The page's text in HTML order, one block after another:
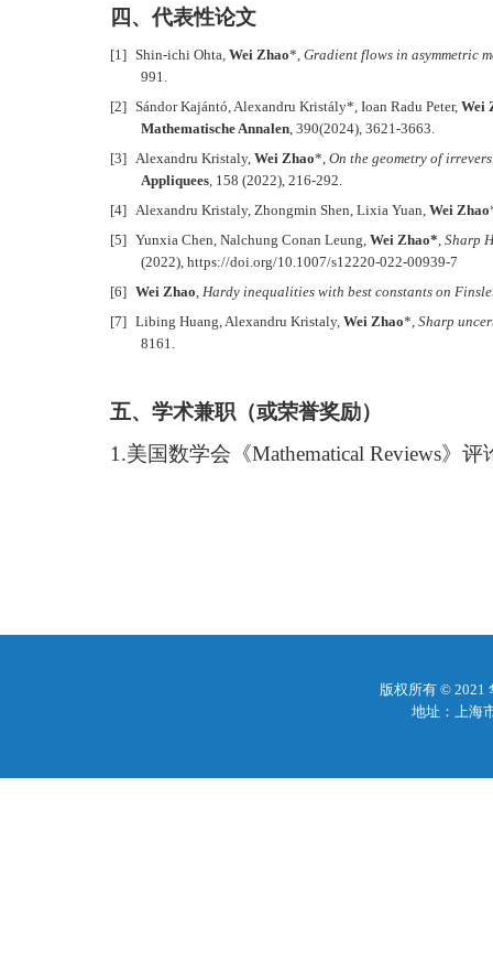
四、代表性论文
[1] Shin-ichi Ohta, Wei Zhao*, Gradient flows in asymmetric
991.
[2] Sándor Kajántó, Alexandru Kristály*, Ioan Radu Peter, Wei
Mathematische Annalen, 390(2024), 3621-3663.
[3] Alexandru Kristaly, Wei Zhao*, On the geometry of
Appliquees, 158 (2022), 216-292.
[4] Alexandru Kristaly, Zhongmin Shen, Lixia Yuan, Wei Zhao
[5] Yunxia Chen, Nalchung Conan Leung, Wei Zhao*, Sharp
(2022), https://doi.org/10.1007/s12220-022-00939-7
[6] Wei Zhao, Hardy inequalities with best constants on
[7] Libing Huang, Alexandru Kristaly, Wei Zhao*, Sharp
8161.
五、学术兼职（或荣誉奖励）
1.美国数学会《Mathematical Reviews》评
版权所有 ©
地址：上海